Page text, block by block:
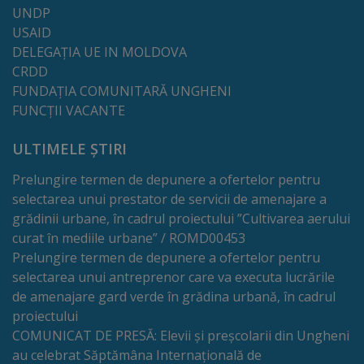
deșeuri
Adoptă
un
spațiu
verde
Educație
Instituții
preșcolare
Instituții
UNDP
USAID
DELEGAȚIA UE IN MOLDOVA
CRDD
FUNDAȚIA COMUNITARĂ UNGHENI
FUNCȚII VACANTE
ULTIMELE ȘTIRI
Prelungire termen de depunere a ofertelor pentru
selectarea unui prestator de servicii de amenajare a
grădinii urbane, în cadrul proiectului ”Cultivarea aerului
curat în mediile urbane” / ROMD00453
Prelungire termen de depunere a ofertelor pentru
selectarea unui antreprenor care va executa lucrările
de amenajare gard verde în grădina urbană, în cadrul
proiectului
COMUNICAT DE PRESĂ: Elevii și preșcolarii din Ungheni
au celebrat Săptămâna Internațională de